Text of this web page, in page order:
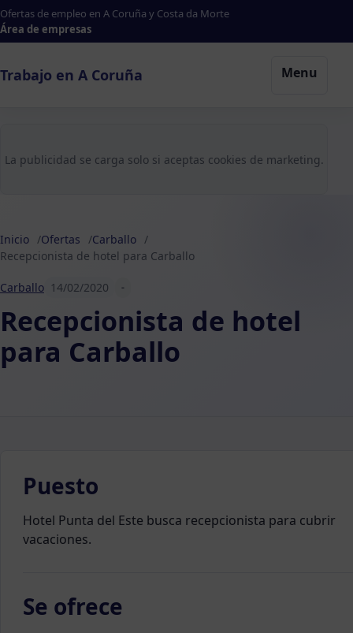
Ofertas de empleo en A Coruña y Costa da Morte
Área de empresas
Trabajo en A Coruña Menu
La publicidad se carga solo si aceptas cookies de marketing.
Inicio Ofertas
Carballo
Recepcionista de hotel para Carballo
Carballo 14/02/2020 -
Recepcionista de hotel
para Carballo
Puesto
Hotel Punta del Este busca recepcionista para cubrir
vacaciones.
Se ofrece